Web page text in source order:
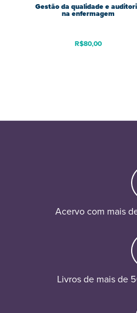
Gestão da qualidade e
na enfermagem
R$80,00
Acervo com mais
Livros de mais de